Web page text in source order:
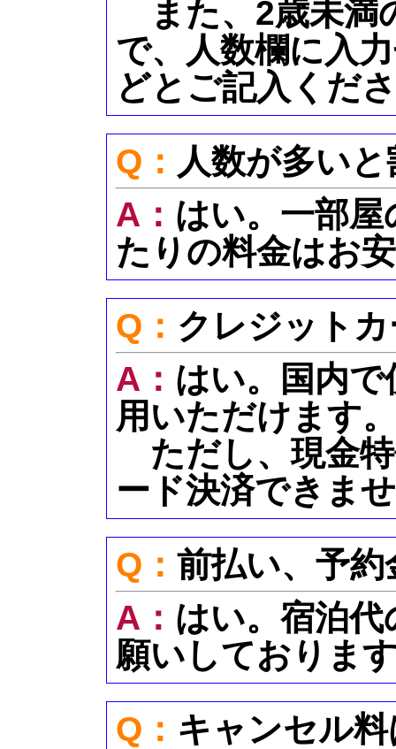
また、2歳未満
で、人数欄に入
どとご記入くだ
Q： 人数が多い
A： はい。一部
たりの料金はお
Q： クレジット
A： はい。国内
用いただけます。
ただし、現金
ード決済できま
Q： 前払い、予
A： はい。宿泊
願いしておりま
Q： キャンセル